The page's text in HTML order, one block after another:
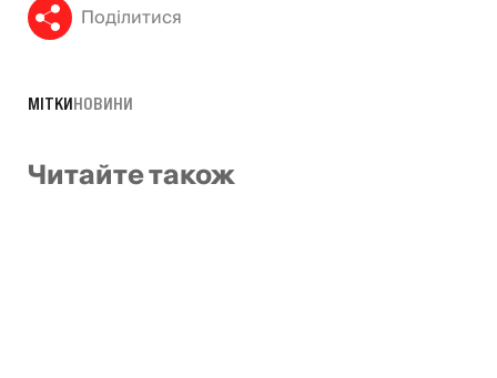
Поділитися
МІТКИНОВИНИ
Читайте також